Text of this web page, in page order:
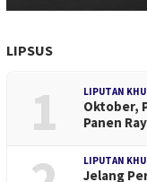
LIPSUS
1 LIPUTAN
Oktober,
Panen
LIPUTAN
Jelang